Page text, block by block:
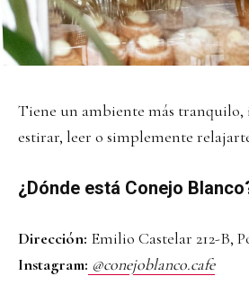
Tiene un ambiente más tranquilo,
estirar, leer o simplemente
¿Dónde está Conejo
Dirección: Emilio Castelar 212-B,
Instagram: @conejoblanco.cafe